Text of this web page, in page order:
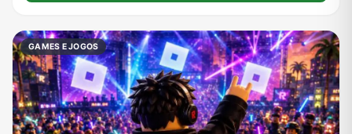
GAMES E JOGOS